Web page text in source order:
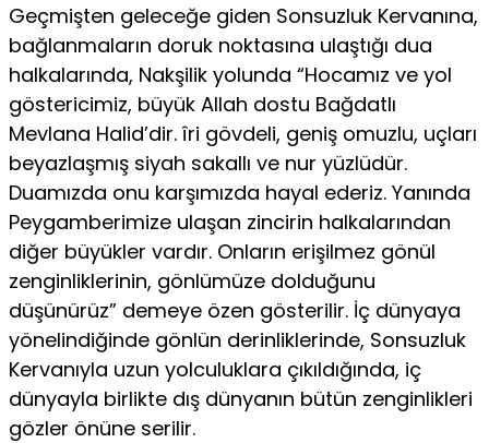
Geçmişten geleceğe giden Sonsuzluk Kervanına,
bağlanma­ların doruk noktasına ulaştığı dua
halkalarında, Nakşilik yolun­da “Hocamız ve yol
göstericimiz, büyük Allah dostu Bağdatlı
Mevlana Halid’dir. îri gövdeli, geniş omuzlu, uçları
beyazlaşmış siyah sakallı ve nur yüzlüdür.
Duamızda onu karşımızda hayal ederiz. Yanında
Peygamberimize ulaşan zincirin halkalarından
diğer büyükler vardır. Onların erişilmez gönül
zenginliklerinin, gönlümüze dolduğunu
düşünürüz” demeye özen gösterilir. İç dünyaya
yönelindiğinde gönlün derinliklerinde, Sonsuzluk
Ker­vanıyla uzun yolculuklara çıkıldığında, iç
dünyayla birlikte dış dünyanın bütün zenginlikleri
gözler önüne serilir.